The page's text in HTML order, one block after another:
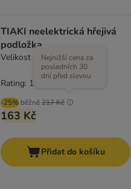
TIAKI neelektrická hřejivá
podložka
Velikost M: D 60 x Š 45 cm
-25% běžně217 Kč
Nejnižší cena za
posledních 30
dní před slevou
163 Kč
Rating: 1.5/5
Přidat do košíku